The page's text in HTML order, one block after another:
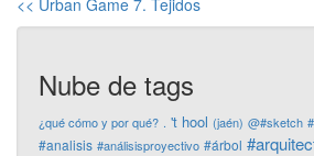
<< Urban Game 7. Tejidos
Nube de tags
¿qué cómo y por qué? . 't hool (jaén) @#sketch
#analisis #análisisproyectivo #árbol